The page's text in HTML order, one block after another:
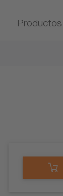
Productos